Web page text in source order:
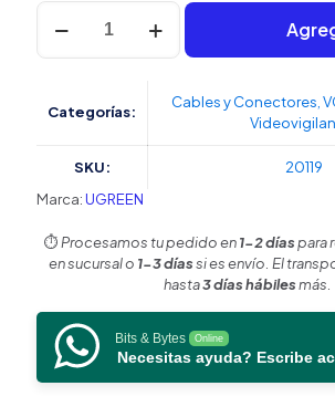
era:
$130.35.$89.66.
Adaptador
USB-
A
USB-
USB
Velocidades
Datos
hasta
Categorías:
Cables y Conectores
SKU:
20119
Marca:UGREEN
⏱️Procesamos tu pedido en1-2 díaspara
en sucursal o 1-3 díassi es envío. El
hasta3 días hábilesmás.
Bits & Bytes Online
Necesitas ayuda? Escribe